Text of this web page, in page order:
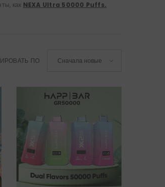
как NEXA Ultra 50000 Puffs.
ПО Сначала новые